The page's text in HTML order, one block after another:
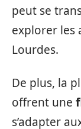
peut se
explorer les
Lourdes.
De plus, la
offrent une
s’adapter